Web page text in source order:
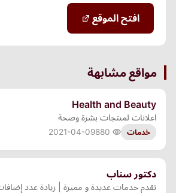
افتح الموقع
مواقع مشابهة
Health and Beauty
اعلانات لمنتجات بشرة وصحة
خدمات 2021-04-09
دكتور سناب
نقدم خدمات عديدة و مميزة | زيادة عدد